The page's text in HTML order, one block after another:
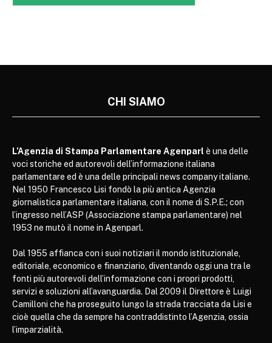
CHI SIAMO
L’Agenzia di Stampa Parlamentare Agenparl è una delle
voci storiche ed autorevoli dell’informazione italiana
parlamentare ed è una delle principali news company italiane.
Nel 1950 Francesco Lisi fondò la più antica Agenzia
giornalistica parlamentare italiana, con il nome di S.P.E.; con
l’ingresso nell’ASP (Associazione stampa parlamentare) nel
1953 ne mutò il nome in Agenparl.
Dal 1955 affianca con i suoi notiziari il mondo istituzionale,
editoriale, economico e finanziario, diventando oggi una tra le
fonti più autorevoli dell’informazione con i propri prodotti,
servizi e soluzioni all’avanguardia. Dal 2009 il Direttore è Luigi
Camilloni che ha proseguito lungo la strada tracciata da Lisi e
cioè quella che da sempre ha contraddistinto l’Agenzia, ossia
l’imparzialità.